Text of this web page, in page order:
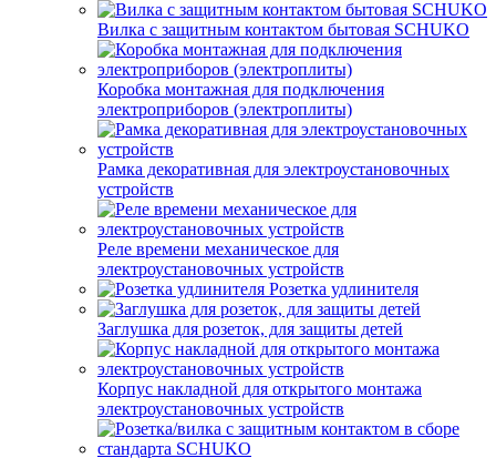
Вилка с защитным контактом бытовая SCHUKO
Коробка монтажная для подключения
электроприборов (электроплиты)
Рамка декоративная для электроустановочных
устройств
Реле времени механическое для
электроустановочных устройств
Розетка удлинителя
Заглушка для розеток, для защиты детей
Корпус накладной для открытого монтажа
электроустановочных устройств